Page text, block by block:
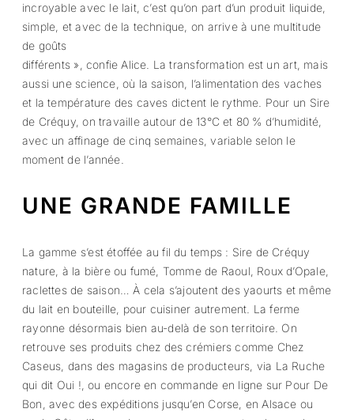
incroyable avec le lait, c’est qu’on part d’un produit liquide,
simple, et avec de la technique, on arrive à une multitude
de goûts
différents », confie Alice. La transformation est un art, mais
aussi une science, où la saison, l’alimentation des vaches
et la température des caves dictent le rythme. Pour un Sire
de Créquy, on travaille autour de 13°C et 80 % d’humidité,
avec un affinage de cinq semaines, variable selon le
moment de l’année.
UNE GRANDE FAMILLE
La gamme s’est étoffée au fil du temps : Sire de Créquy
nature, à la bière ou fumé, Tomme de Raoul, Roux d’Opale,
raclettes de saison… À cela s’ajoutent des yaourts et même
du lait en bouteille, pour cuisiner autrement. La ferme
rayonne désormais bien au-delà de son territoire. On
retrouve ses produits chez des crémiers comme Chez
Caseus, dans des magasins de producteurs, via La Ruche
qui dit Oui !, ou encore en commande en ligne sur Pour De
Bon, avec des expéditions jusqu’en Corse, en Alsace ou